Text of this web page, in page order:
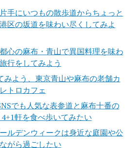
手にいつもの散歩道からちょっと
区の坂道を味わい尽くしてみよ
心の麻布・青山で異国料理を味わ
行をしてみよう
みよう、東京青山や麻布の老舗カ
トロカフェ
でも人気な表参道と麻布十番の
軒を食べ歩いてみたい
ルデンウィークは身近な庭園や公
がら過ごしたい